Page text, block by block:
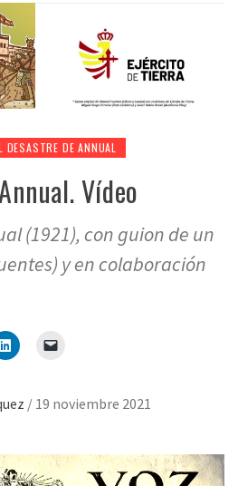
DESASTRE DE ANNUAL
Vídeo
(1921), con guion de un
y en colaboración
/ 19 noviembre 2021